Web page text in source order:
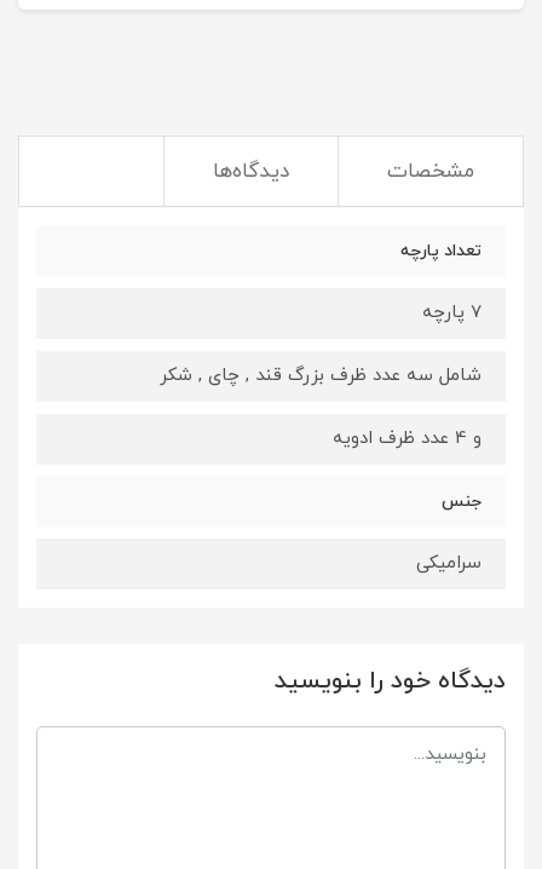
مشخصات دیدگاه‌ها
تعداد پارچه
7 پارچه
شامل سه عدد ظرف بزرگ قند , چای , شکر
و 4 عدد ظرف ادویه
جنس
سرامیکی
دیدگاه خود را بنویسید